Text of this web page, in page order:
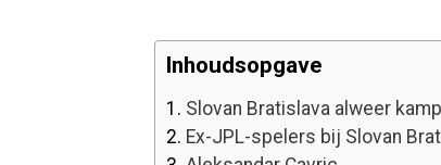
Inhoudsopgave
1. Slovan Bratislava alweer
2. Ex-JPL-spelers bij Slovan